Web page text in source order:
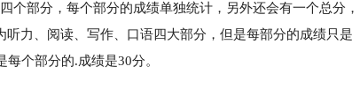
个部分，每个部分的成绩单独统计，另外还会有一个总分，
力、阅读、写作、口语四大部分，但是每部分的成绩只是
个部分的.成绩是30分。